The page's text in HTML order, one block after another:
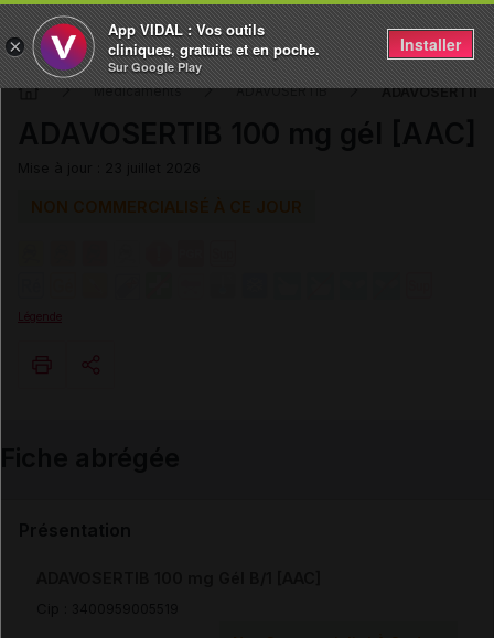
Médicaments ADAVOSERTIB ADAVOSERTIB
Légende
×
App VIDAL : Vos outils
cliniques, gratuits et en poche.
Sur Google Play
Installer